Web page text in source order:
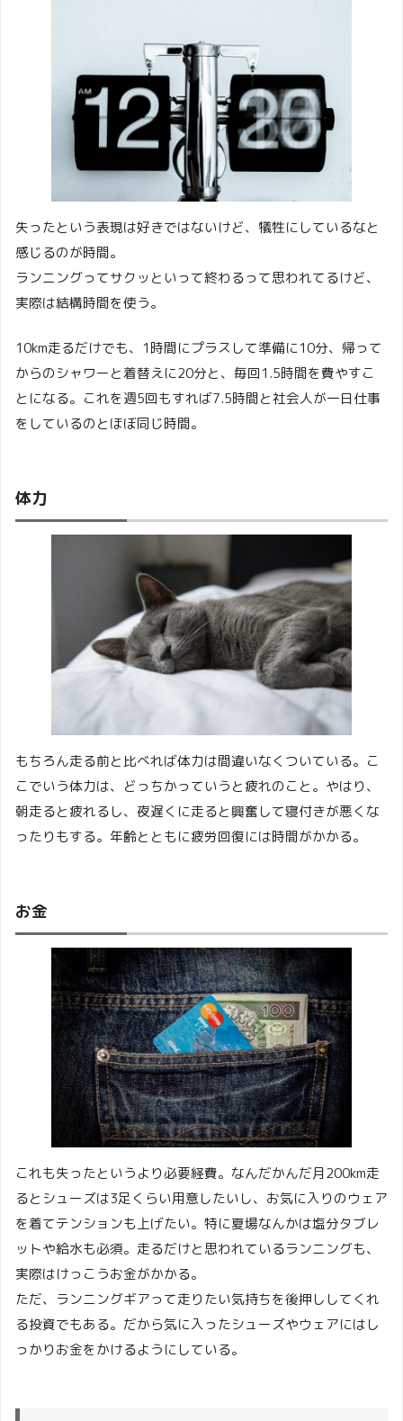
失ったという表現は好きではないけど、犠牲にしているなと
感じるのが時間。
ランニングってサクッといって終わるって思われてるけど、
実際は結構時間を使う。
10km走るだけでも、1時間にプラスして準備に10分、帰って
からのシャワーと着替えに20分と、毎回1.5時間を費やすこ
とになる。これを週5回もすれば7.5時間と社会人が一日仕事
をしているのとほぼ同じ時間。
体力
もちろん走る前と比べれば体力は間違いなくついている。こ
こでいう体力は、どっちかっていうと疲れのこと。やはり、
朝走ると疲れるし、夜遅くに走ると興奮して寝付きが悪くな
ったりもする。年齢とともに疲労回復には時間がかかる。
お金
これも失ったというより必要経費。なんだかんだ月200km走
るとシューズは3足くらい用意したいし、お気に入りのウェア
を着てテンションも上げたい。特に夏場なんかは塩分タブレ
ットや給水も必須。走るだけと思われているランニングも、
実際はけっこうお金がかかる。
ただ、ランニングギアって走りたい気持ちを後押ししてくれ
る投資でもある。だから気に入ったシューズやウェアにはし
っかりお金をかけるようにしている。